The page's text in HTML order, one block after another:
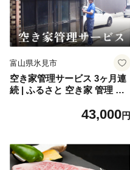
富山県氷見市
空き家管理サービス 3ヶ月連
続 | ふるさと 空き家 管理 見
43,000円